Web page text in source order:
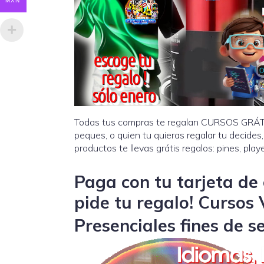
Todas tus compras te regalan CURSOS
peques, o quien tu quieras regalar tu
productos te llevas grátis regalos: pines,
Paga con tu tarjeta de
pide tu regalo! Cursos
Presenciales fines de